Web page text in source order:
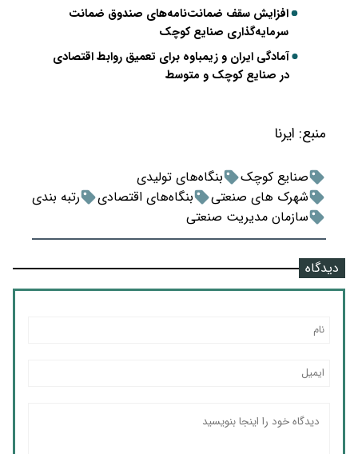
افزایش سقف ضمانت‌نامه‌های صندوق ضمانت
سرمایه‌گذاری صنایع کوچک
آمادگی ایران و زیمباوه برای تعمیق روابط اقتصادی
در صنایع کوچک و متوسط
منبع: ایرنا
صنایع کوچک
بنگاه‌های تولیدی
شهرک های صنعتی
بنگاه‌های اقتصادی
رتبه بندی
سازمان مدیریت صنعتی
دیدگاه